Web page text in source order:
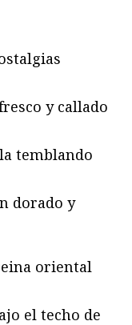
y callado
temblando
dorado y
oriental
el techo de